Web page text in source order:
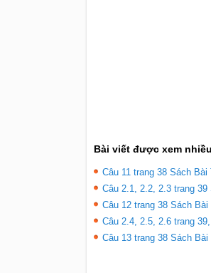
Bài viết được xem
Câu 11 trang 38 Sách
Câu 2.1, 2.2, 2.3 trang
Câu 12 trang 38 Sách
Câu 2.4, 2.5, 2.6 trang
Câu 13 trang 38 Sách